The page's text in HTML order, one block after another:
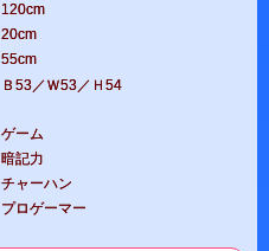
120cm
20cm
55cm
Ｂ53／Ｗ53／Ｈ54
ゲーム
暗記力
チャーハン
プロゲーマー